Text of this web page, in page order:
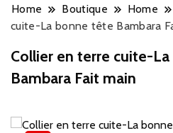
Home Boutique Home
cuite-La bonne tête Bambara
Collier en terre cuite-
Bambara Fait main